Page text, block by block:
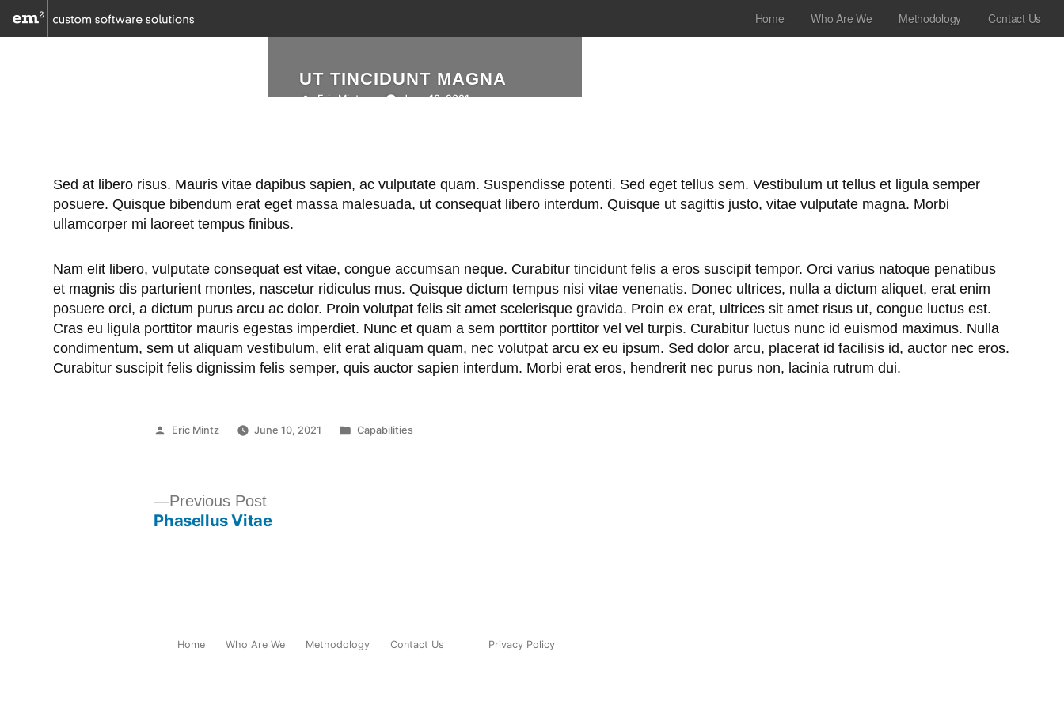
Skip
to
Home Who Are We Methodology Contact Us
UT TINCIDUNT MAGNA
Posted
Eric Mintz June 10, 2021
Sed at libero risus. Mauris vitae dapibus sapien, ac vulputate quam. Suspendisse potenti. Sed eget tellus sem. Vestibulum ut tellus et ligula semper
posuere. Quisque bibendum erat eget massa malesuada, ut consequat libero interdum. Quisque ut sagittis justo, vitae vulputate magna. Morbi
ullamcorper mi laoreet tempus finibus.
Nam elit libero, vulputate consequat est vitae, congue accumsan neque. Curabitur tincidunt felis a eros suscipit tempor. Orci varius natoque penatibus
et magnis dis parturient montes, nascetur ridiculus mus. Quisque dictum tempus nisi vitae venenatis. Donec ultrices, nulla a dictum aliquet, erat enim
posuere orci, a dictum purus arcu ac dolor. Proin volutpat felis sit amet scelerisque gravida. Proin ex erat, ultrices sit amet risus ut, congue luctus est.
Cras eu ligula porttitor mauris egestas imperdiet. Nunc et quam a sem porttitor porttitor vel vel turpis. Curabitur luctus nunc id euismod maximus. Nulla
condimentum, sem ut aliquam vestibulum, elit erat aliquam quam, nec volutpat arcu ex eu ipsum. Sed dolor arcu, placerat id facilisis id, auctor nec eros.
Curabitur suscipit felis dignissim felis semper, quis auctor sapien interdum. Morbi erat eros, hendrerit nec purus non, lacinia rutrum dui.
Posted
Eric Mintz June 10, 2021
Posted
Capabilities
Previous PostPrevious
post:
Phasellus Vitae
Home Who Are We Methodology Contact Us Privacy Policy